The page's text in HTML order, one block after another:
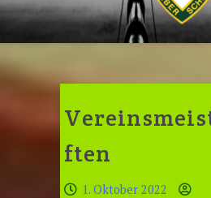
ften
1. Oktober 2022